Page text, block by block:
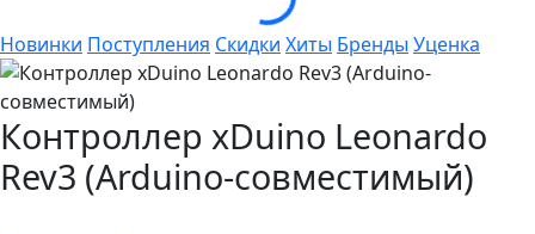
Новинки Поступления Скидки Хиты Бренды Уценка
Контроллер xDuino Leonardo
Rev3 (Arduino-совместимый)